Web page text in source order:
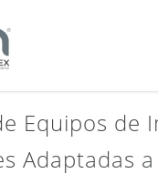
Equipos de
Adaptadas